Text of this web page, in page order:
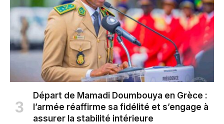
Départ de Mamadi Doumbouya en Grèce :
l’armée réaffirme sa fidélité et s’engage à
assurer la stabilité intérieure